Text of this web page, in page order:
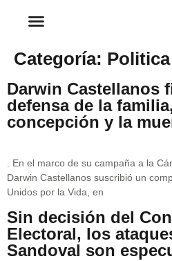
Categoría: Politica
Darwin Castellanos
defensa de la
concepción y la
. En el marco de su campaña a la
Darwin Castellanos suscribió un
Unidos por la Vida, en
Sin decisión del
Electoral, los
Sandoval son